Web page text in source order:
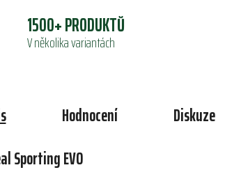
1500+ PRODUKTŮ
V několika variantách
Hodnocení Diskuze
Sporting EVO